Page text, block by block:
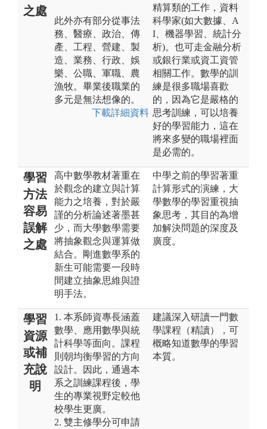
之處
此外亦有部分從事法
務、醫療、政治、傳
產、工程、營建、製
造、業務、行政、娛
樂、公職、軍職、農
漁牧。畢業後職業的
多元是無法想像的。
下載詳細資料
精算類的工作，資料
科學家(如大數據、A
I、機器學習、統計分
析)。也可走金融分析
或銀行業或資工資管
相關工作。數學的訓
練是很多職場喜歡
的，因為它是嚴格的
思考訓練，可以培養
好的學習能力，這在
將來多變的職場裡面
是必需的。
學習
方法
容易
誤解
之處
高中數學教材著重在
於觀念的建立與計算
能力之培養，對於嚴
謹的分析論述著墨甚
少，而大學數學需要
將抽象觀念與運算做
結合。剛進數學系的
新生可能需要一段時
間建立抽象思維與證
明手法。
中學之前的學習著重
計算形式的演練，大
學數學的學習重視抽
象思考，其目的為增
加解決問題的深度及
廣度。
學習
資源
或補
充說
明
1. 本系師資專長涵蓋
數學、應用數學與統
計科學等面向。課程
則朝均衡學習的方向
設計。因此，通過本
系之訓練課程後，學
生的專業視野定較他
校學生更廣。
2. 雙主修學分可申請
建議深入研讀一門數
學課程（精讀），可
概略知道數學的學習
本質。